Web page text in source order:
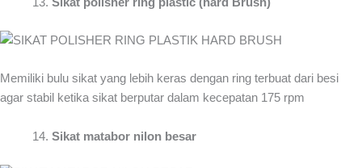
Memiliki bulu sikat yang lebih keras dengan ring terbuat dari besi
agar stabil ketika sikat berputar dalam kecepatan 175 rpm
Sikat matabor nilon besar